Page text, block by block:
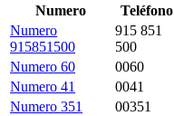
Numero Teléfono
Numero
915851500
915 851
500
Numero 60
0060
Numero 41
0041
Numero 351
00351